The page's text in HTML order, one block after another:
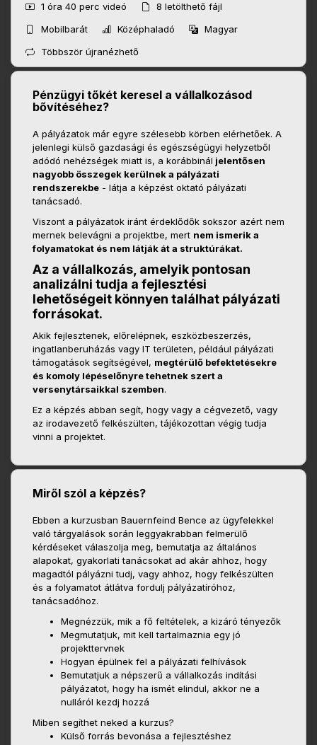
1 óra 40 perc videó 8 letölthető fájl
Mobilbarát
Középhaladó
Magyar
Többször újranézhető
Pénzügyi tőkét keresel a vállalkozásod
bővítéséhez?
A pályázatok már egyre szélesebb körben elérhetőek. A
jelenlegi külső gazdasági és egészségügyi helyzetből
adódó nehézségek miatt is, a korábbinál jelentősen
nagyobb összegek kerülnek a pályázati
rendszerekbe - látja a képzést oktató pályázati
tanácsadó.
Viszont a pályázatok iránt érdeklődők sokszor azért nem
mernek belevágni a projektbe, mert nem ismerik a
folyamatokat és nem látják át a struktúrákat.
Az a vállalkozás, amelyik pontosan
analizálni tudja a fejlesztési
lehetőségeit könnyen találhat pályázati
forrásokat.
Akik fejlesztenek, előrelépnek, eszközbeszerzés,
ingatlanberuházás vagy IT területen, például pályázati
támogatások segítségével, megtérülő befektetésekre
és komoly lépéselőnyre tehetnek szert a
versenytársaikkal szemben.
Ez a képzés abban segít, hogy vagy a cégvezető, vagy
az irodavezető felkészülten, tájékozottan végig tudja
vinni a projektet.
Miről szól a képzés?
Ebben a kurzusban Bauernfeind Bence az ügyfelekkel
való tárgyalások során leggyakrabban felmerülő
kérdéseket válaszolja meg, bemutatja az általános
alapokat, gyakorlati tanácsokat ad akár ahhoz, hogy
magadtól pályázni tudj, vagy ahhoz, hogy felkészülten
és a folyamatot átlátva fordulj pályázatíróhoz,
tanácsadóhoz.
Megnézzük, mik a fő feltételek, a kizáró tényezők
Megmutatjuk, mit kell tartalmaznia egy jó
projekttervnek
Hogyan épülnek fel a pályázati felhívások
Bemutatjuk a népszerű a vállalkozás indítási
pályázatot, hogy ha ismét elindul, akkor ne a
nulláról kezdj hozzá
Miben segíthet neked a kurzus?
Külső forrás bevonása a fejlesztéshez